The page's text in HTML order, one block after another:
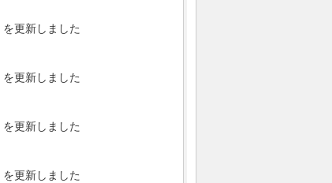
を更新しました
を更新しました
を更新しました
を更新しました